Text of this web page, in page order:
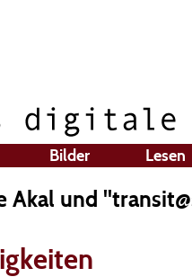
Bilder Lesen
Akal und